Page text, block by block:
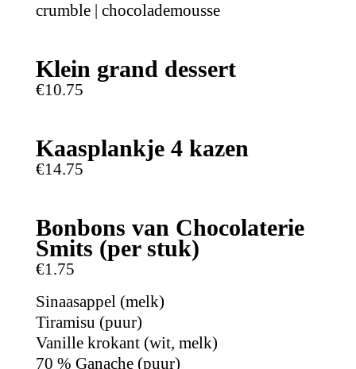
crumble | chocolademousse
Klein grand dessert
€10.75
Kaasplankje 4 kazen
€14.75
Bonbons van Chocolaterie
Smits (per stuk)
€1.75
Sinaasappel (melk)
Tiramisu (puur)
Vanille krokant (wit, melk)
70 % Ganache (puur)